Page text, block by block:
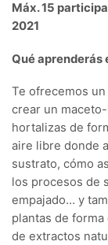
Máx. 15
2021
Qué aprenderás
Te ofrecemos
crear un
hortalizas de
aire libre donde
sustrato, cómo
los procesos de
empajado… y
plantas de
de extractos